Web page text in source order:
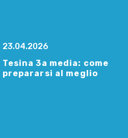
23.04.2026
Tesina 3a media: come
prepararsi al meglio